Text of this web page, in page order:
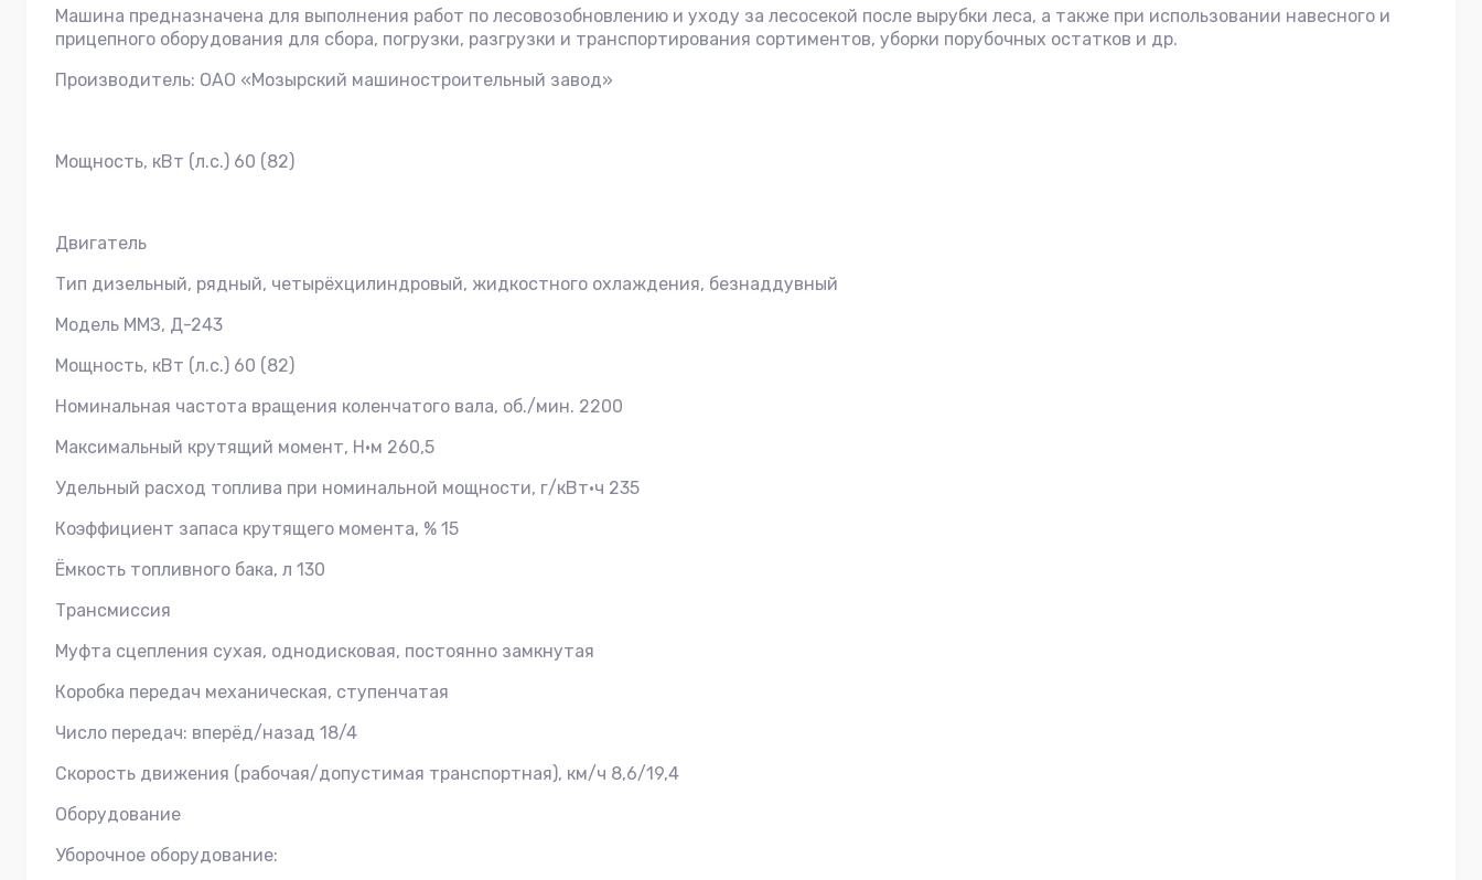
Машина предназначена для выполнения работ по лесовозобновлению и уходу за лесосекой после вырубки леса, а также при использовании навесного и
прицепного оборудования для сбора, погрузки, разгрузки и транспортирования сортиментов, уборки порубочных остатков и др.
Производитель: ОАО «Мозырский машиностроительный завод»
Мощность, кВт (л.с.) 60 (82)
Двигатель
Тип дизельный, рядный, четырёхцилиндровый, жидкостного охлаждения, безнаддувный
Модель ММЗ, Д-243
Мощность, кВт (л.с.) 60 (82)
Номинальная частота вращения коленчатого вала, об./мин. 2200
Максимальный крутящий момент, Н•м 260,5
Удельный расход топлива при номинальной мощности, г/кВт•ч 235
Коэффициент запаса крутящего момента, % 15
Ёмкость топливного бака, л 130
Трансмиссия
Муфта сцепления сухая, однодисковая, постоянно замкнутая
Коробка передач механическая, ступенчатая
Число передач: вперёд/назад 18/4
Скорость движения (рабочая/допустимая транспортная), км/ч 8,6/19,4
Оборудование
Уборочное оборудование: